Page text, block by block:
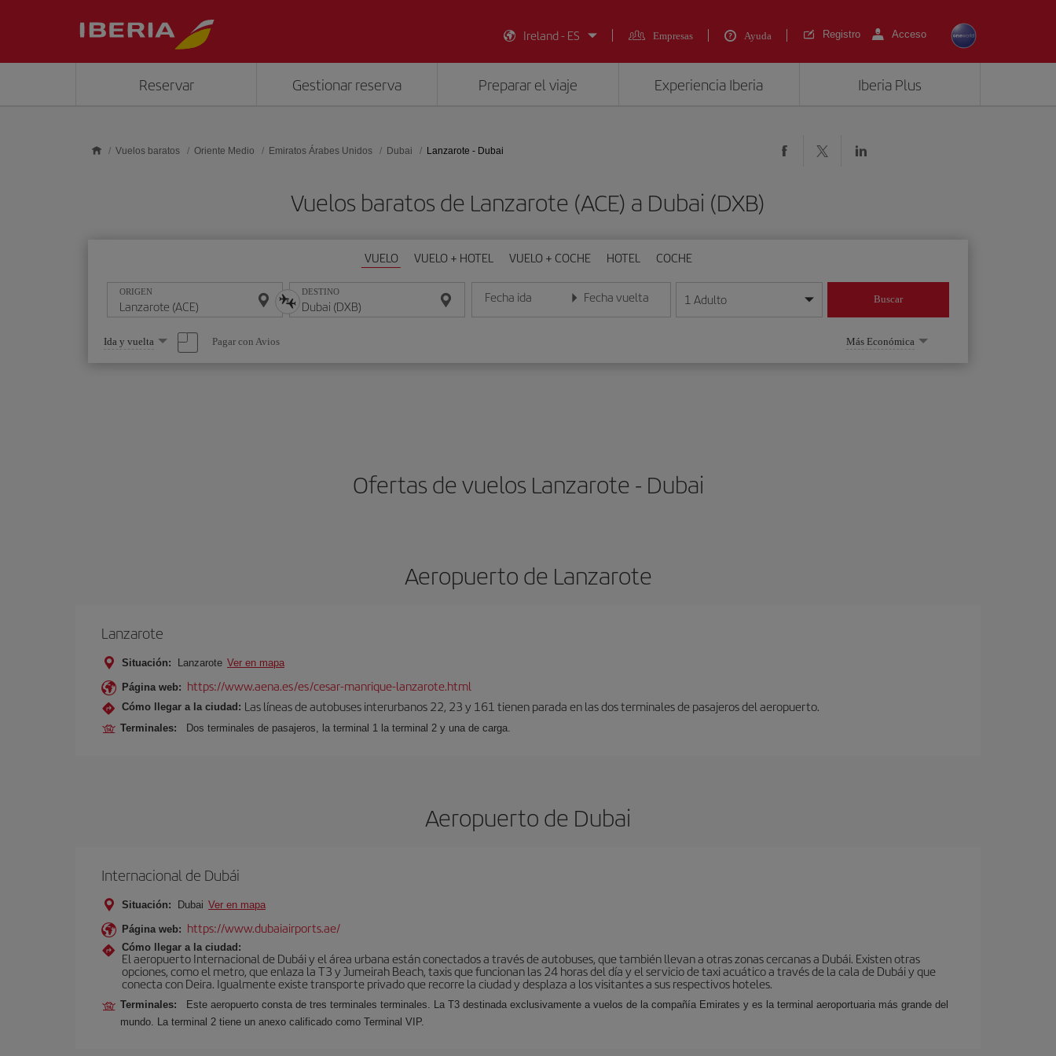
Ireland - ES
Empresas Ayuda Registro Acceso
Reservar Gestionar reserva Preparar el viaje Experiencia Iberia Iberia Plus
Vuelos baratos Oriente Medio Emiratos Árabes Unidos Dubai Lanzarote - Dubai
Vuelos baratos de Lanzarote (ACE) a Dubai (DXB)
VUELO VUELO + HOTEL VUELO + COCHE HOTEL COCHE
ORIGEN DESTINO Fecha ida
Introduce la fecha en formato día/mes/año
Fecha vuelta
Introduce la fecha en formato día/mes/año
1 Adulto Buscar
Seleccione
una
opción
Ida y vuelta Pagar con Avios Más Económica
Ofertas de vuelos Lanzarote - Dubai
Aeropuerto de Lanzarote
Lanzarote
Situación: Lanzarote Ver en mapa
Página web: https://www.aena.es/es/cesar-manrique-lanzarote.html
Cómo llegar a la ciudad: Las líneas de autobuses interurbanos 22, 23 y 161 tienen parada en las dos terminales de pasajeros del aeropuerto.
Terminales: Dos terminales de pasajeros, la terminal 1 la terminal 2 y una de carga.
Aeropuerto de Dubai
Internacional de Dubái
Situación: Dubai Ver en mapa
Página web: https://www.dubaiairports.ae/
Cómo llegar a la ciudad:
El aeropuerto Internacional de Dubái y el área urbana están conectados a través de autobuses, que también llevan a otras zonas cercanas a Dubái. Existen otras
opciones, como el metro, que enlaza la T3 y Jumeirah Beach, taxis que funcionan las 24 horas del día y el servicio de taxi acuático a través de la cala de Dubái y que
conecta con Deira. Igualmente existe transporte privado que recorre la ciudad y desplaza a los visitantes a sus respectivos hoteles.
Terminales:
Este aeropuerto consta de tres terminales terminales. La T3 destinada exclusivamente a vuelos de la compañía Emirates y es la terminal aeroportuaria más grande del
mundo. La terminal 2 tiene un anexo calificado como Terminal VIP.